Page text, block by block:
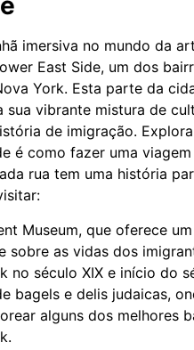
imersiva no mundo da
East Side, um dos
York. Esta parte da
sua vibrante mistura de
de imigração.
é como fazer uma viagem
rua tem uma história
Museum, que oferece
sobre as vidas dos
no século XIX e início do
bagels e delis judaicas,
alguns dos melhores